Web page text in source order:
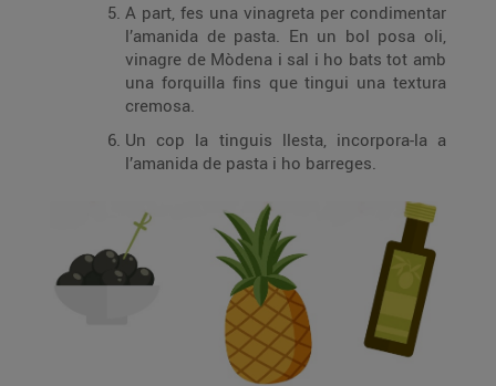
A part, fes una vinagreta per condimentar
l’amanida de pasta. En un bol posa oli,
vinagre de Mòdena i sal i ho bats tot amb
una forquilla fins que tingui una textura
cremosa.
Un cop la tinguis llesta, incorpora-la a
l’amanida de pasta i ho barreges.